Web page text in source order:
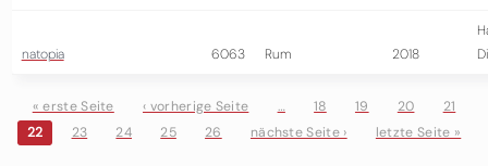
natopia 6063 Rum 2018
Seiten
« erste Seite ‹ vorherige Seite … 18 19 20
21
22
23 24 25 26 nächste Seite › letzte Seite »